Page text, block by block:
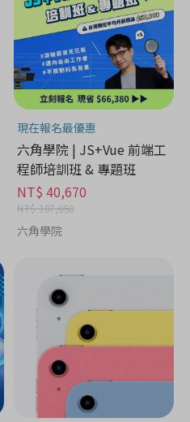
現在報名最優惠
六角學院 | JS+Vue 前端工
程師培訓班 & 專題班
NT$ 40,670
NT$ 107,050
六角學院